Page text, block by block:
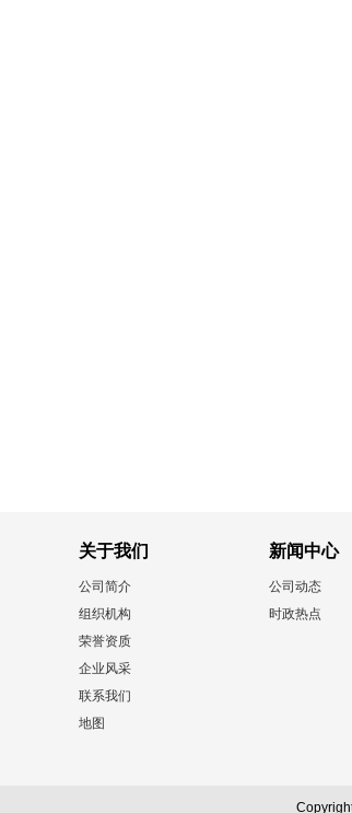
关于我们
公司简介
组织机构
荣誉资质
企业风采
联系我们
地图
新闻中心
公司动态
时政热点